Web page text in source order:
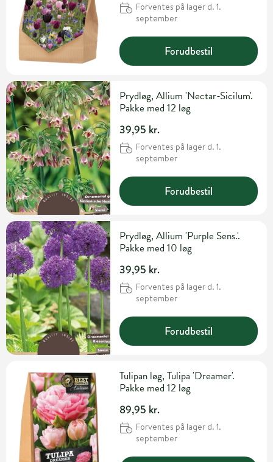
Forventes på lager d. 1.
september
Forudbestil
Prydløg, Allium 'Nectar-Sicilum'.
Pakke med 12 løg
39,95 kr.
Forventes på lager d. 1.
september
Forudbestil
Prydløg, Allium 'Purple Sens.'.
Pakke med 10 løg
39,95 kr.
Forventes på lager d. 1.
september
Forudbestil
Tulipan løg, Tulipa 'Dreamer'.
Pakke med 12 løg
89,95 kr.
Forventes på lager d. 1.
september